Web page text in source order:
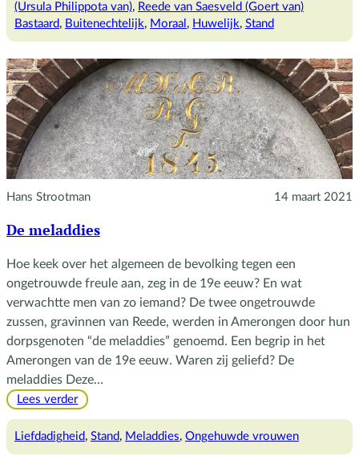
(Ursula Philippota van), Reede van Saesveld (Goert van)
Bastaard, Buitenechtelijk, Moraal , Huwelijk, Stand
Hans Strootman 14 maart 2021
De meladdies
Hoe keek over het algemeen de bevolking tegen een
ongetrouwde freule aan, zeg in de 19e eeuw? En wat
verwachtte men van zo iemand? De twee ongetrouwde
zussen, gravinnen van Reede, werden in Amerongen door hun
dorpsgenoten “de meladdies” genoemd. Een begrip in het
Amerongen van de 19e eeuw. Waren zij geliefd? De
meladdies Deze…
Lees verder:
meladdies
Liefdadigheid, Stand, Meladdies, Ongehuwde vrouwen